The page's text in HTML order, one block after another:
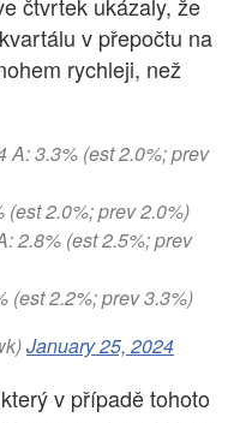
čtvrtek ukázaly, že
v přepočtu na
rychleji, než
A: 3.3% (est 2.0%; prev
(est 2.0%; prev 2.0%)
2.8% (est 2.5%; prev
(est 2.2%; prev 3.3%)
January 25, 2024
v případě tohoto